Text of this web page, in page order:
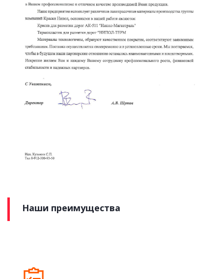
Наши преимущества